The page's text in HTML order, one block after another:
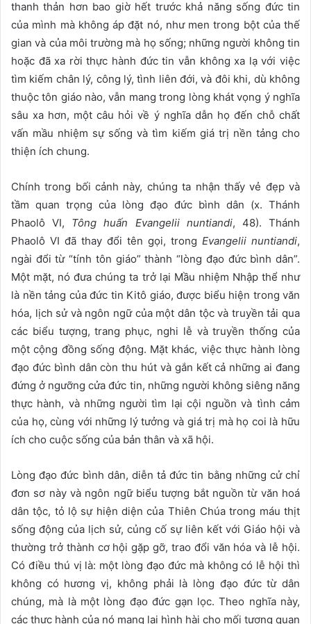
thanh thản hơn bao giờ hết trước khả năng sống đức tin
của mình mà không áp đặt nó, như men trong bột của thế
gian và của môi trường mà họ sống; những người không tin
hoặc đã xa rời thực hành đức tin vẫn không xa lạ với việc
tìm kiếm chân lý, công lý, tình liên đới, và đôi khi, dù không
thuộc tôn giáo nào, vẫn mang trong lòng khát vọng ý nghĩa
sâu xa hơn, một câu hỏi về ý nghĩa dẫn họ đến chỗ chất
vấn mầu nhiệm sự sống và tìm kiếm giá trị nền tảng cho
thiện ích chung.
Chính trong bối cảnh này, chúng ta nhận thấy vẻ đẹp và
tầm quan trọng của lòng đạo đức bình dân (x. Thánh
Phaolô VI, Tông huấn Evangelii nuntiandi, 48). Thánh
Phaolô VI đã thay đổi tên gọi, trong Evangelii nuntiandi,
ngài đổi từ “tính tôn giáo” thành “lòng đạo đức bình dân”.
Một mặt, nó đưa chúng ta trở lại Mầu nhiệm Nhập thể như
là nền tảng của đức tin Kitô giáo, được biểu hiện trong văn
hóa, lịch sử và ngôn ngữ của một dân tộc và truyền tải qua
các biểu tượng, trang phục, nghi lễ và truyền thống của
một cộng đồng sống động. Mặt khác, việc thực hành lòng
đạo đức bình dân còn thu hút và gắn kết cả những ai đang
đứng ở ngưỡng cửa đức tin, những người không siêng năng
thực hành, và những người tìm lại cội nguồn và tình cảm
của họ, cùng với những lý tưởng và giá trị mà họ coi là hữu
ích cho cuộc sống của bản thân và xã hội.
Lòng đạo đức bình dân, diễn tả đức tin bằng những cử chỉ
đơn sơ này và ngôn ngữ biểu tượng bắt nguồn từ văn hoá
dân tộc, tỏ lộ sự hiện diện của Thiên Chúa trong máu thịt
sống động của lịch sử, củng cố sự liên kết với Giáo hội và
thường trở thành cơ hội gặp gỡ, trao đổi văn hóa và lễ hội.
Có điều thú vị là: một lòng đạo đức mà không có lễ hội thì
không có hương vị, không phải là lòng đạo đức từ dân
chúng, mà là một lòng đạo đức gạn lọc. Theo nghĩa này,
các thực hành của nó mang lại hình hài cho mối tương quan